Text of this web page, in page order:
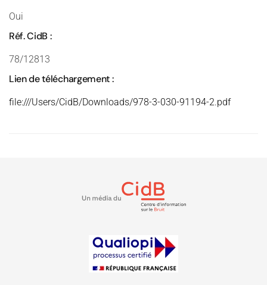
Oui
Réf. CidB :
78/12813
Lien de téléchargement :
file:///Users/CidB/Downloads/978-3-030-91194-2.pdf